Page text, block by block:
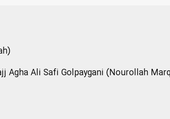
Ali Safi Golpaygani (Nourollah